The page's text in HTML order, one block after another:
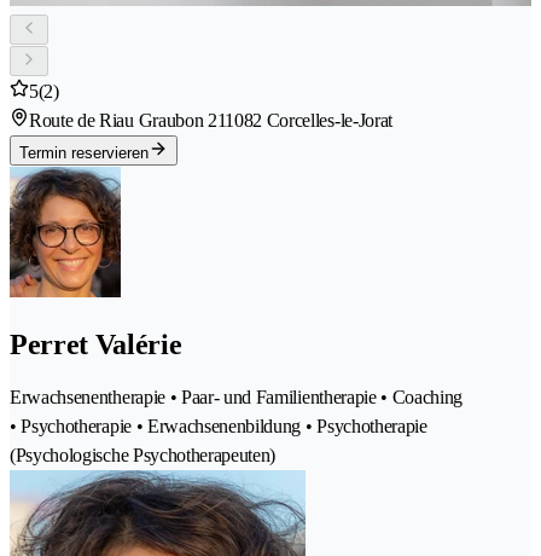
5(2)
Route de Riau Graubon 211082 Corcelles-le-Jorat
Termin reservieren
Perret Valérie
Erwachsenentherapie • Paar- und Familientherapie • Coaching
• Psychotherapie • Erwachsenenbildung • Psychotherapie
(Psychologische Psychotherapeuten)